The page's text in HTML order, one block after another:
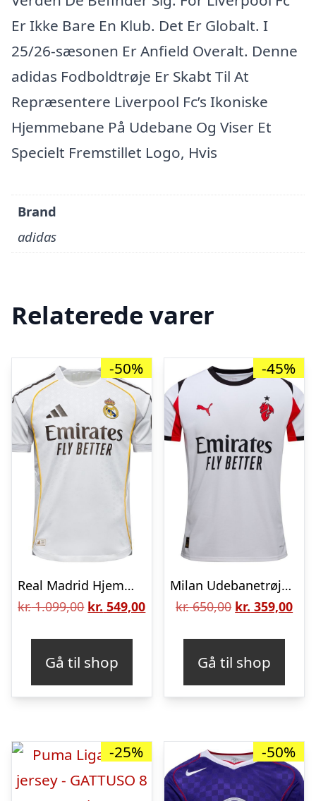
Er Ikke Bare En Klub. Det Er Globalt. I
25/26-sæsonen Er Anfield Overalt. Denne
adidas Fodboldtrøje Er Skabt Til At
Repræsentere Liverpool Fc’s Ikoniske
Hjemmebane På Udebane Og Viser Et
Specielt Fremstillet Logo, Hvis
Brand
adidas
Relaterede varer
-50%
Real Madrid Hjemmebanetrøje 2025/26 Authentic – adidas, størrelse XX-Large
kr.1.099,00 Den
var:
kr. 1.099,00.
kr. 549,00Den
kr. 549,00.
Gå til shop
-45%
Milan Udebanetrøje 2025/26 Børn – PUMA, størrelse 128 cm
kr.650,00 Den
var:
kr. 650,00.
kr. 359,00Den
kr.
Gå til shop
-25% -50%